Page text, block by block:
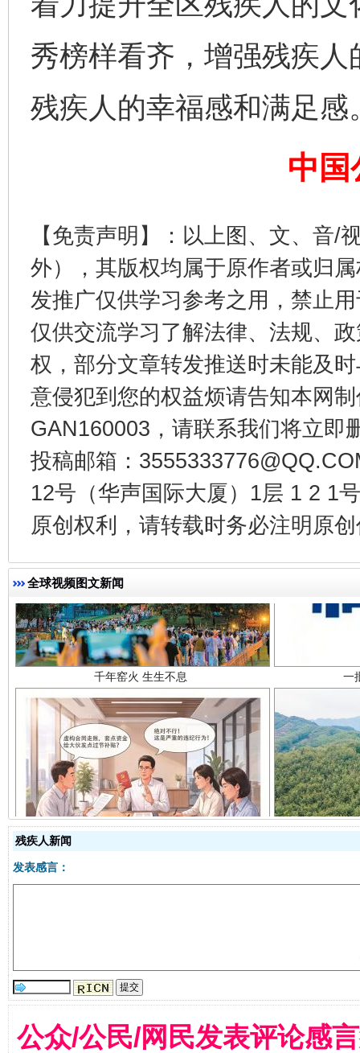
秀榜样看齐，增强残疾
残疾人的幸福感和满足感
中国
【免责声明】：以上图、文、音/
外），其版权均属于原作者或归
发推广仅供学习参考之用，禁止
仅供交流学习了解法律、法规、
权，部分文章转发推送时未能及
意侵犯到您的权益烦请告知本网
GAN160003，请联系我们将立即
投稿邮箱：
12号（华声国际大厦）1层 1 2 1
原创权利，请转载时务必注明原
全球视频图文新闻
东山县通报“牛蛙产品抗生素超标问题” 法
千年窑火 生生不息 一
揭开“小金库”的免责幌子
受贿1.44亿！段成刚被判无期
残疾人新闻
发表感言：
公众/公民/网民发表评论感